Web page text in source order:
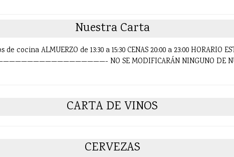
Nuestra Carta
cocina ALMUERZO de 13:30 a 15:30 CENAS 20:00 a 23:00 HORARIO
NO SE MODIFICARÁN NINGUNO DE
CARTA DE VINOS
CERVEZAS